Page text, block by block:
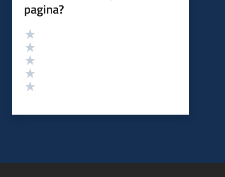
pagina?
Valutazione